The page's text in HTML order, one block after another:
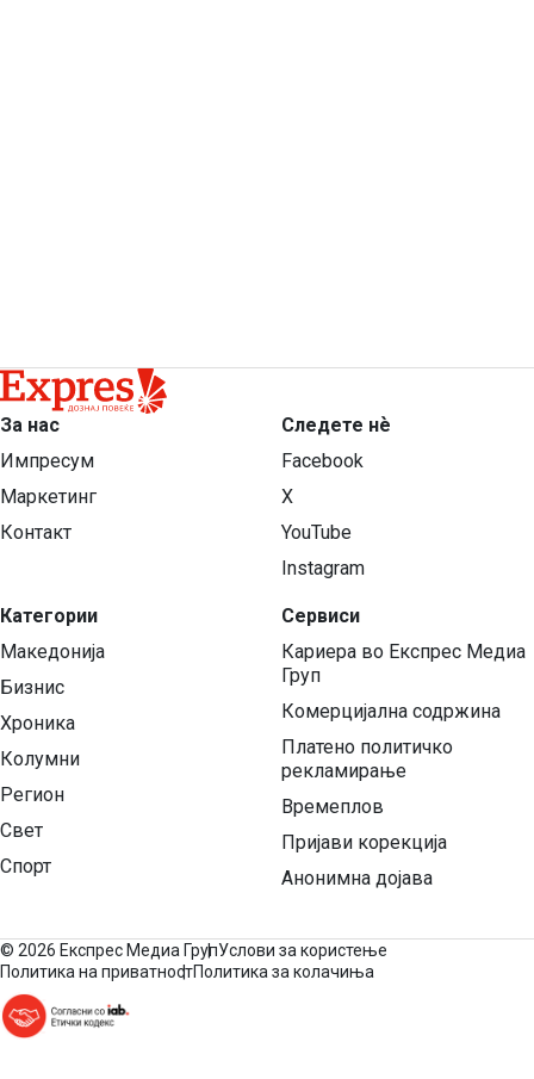
За нас
Импресум
Маркетинг
Контакт
Категории
Македонија
Бизнис
Хроника
Колумни
Регион
Свет
Спорт
Следете нѐ
Facebook
X
YouTube
Instagram
Сервиси
Кариера во Експрес Медиа
Груп
Комерцијална содржина
Платено политичко
рекламирање
Времеплов
Пријави корекција
Анонимна дојава
© 2026 Експрес Медиа ГрупУслови за користење
Политика на приватностПолитика за колачиња